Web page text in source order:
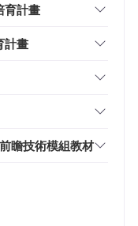
育計畫
計畫
瞻技術模組教材